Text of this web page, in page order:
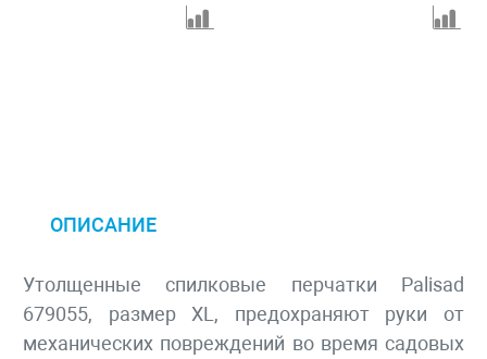
ОПИСАНИЕ
Утолщенные спилковые перчатки Palisad
679055, размер XL, предохраняют руки от
механических повреждений во время садовых